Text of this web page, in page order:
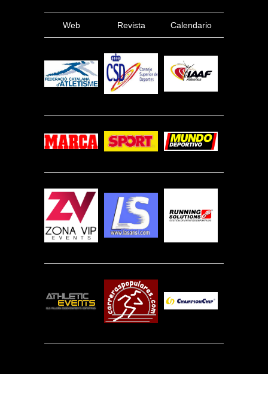
Web Revista Calendario